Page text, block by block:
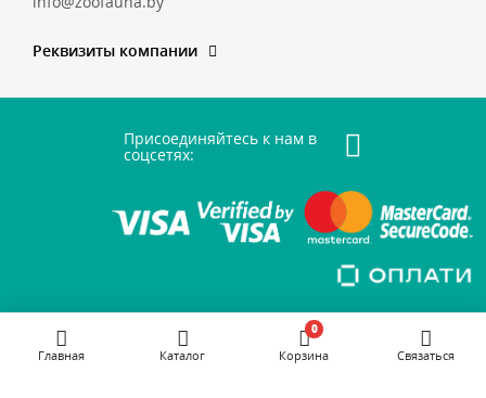
Реквизиты компании
Присоединяйтесь к нам в
соцсетях:
Главная Каталог Корзина
0
Связаться